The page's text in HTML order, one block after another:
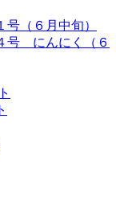
（６月中旬）
号 にんにく（６